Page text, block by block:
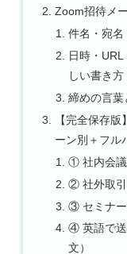
Zoom招待メ
件名・宛名
日時・
しい書き方
締めの言葉
【完全保存
ーン別＋フル
① 社内会議
② 社外取引
③ セミナー
④ 英語で送
文）